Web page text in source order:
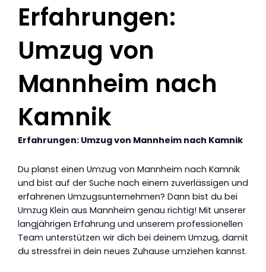
Erfahrungen:
Umzug von
Mannheim nach
Kamnik
Erfahrungen: Umzug von Mannheim nach Kamnik
Du planst einen Umzug von Mannheim nach Kamnik
und bist auf der Suche nach einem zuverlässigen und
erfahrenen Umzugsunternehmen? Dann bist du bei
Umzug Klein aus Mannheim genau richtig! Mit unserer
langjährigen Erfahrung und unserem professionellen
Team unterstützen wir dich bei deinem Umzug, damit
du stressfrei in dein neues Zuhause umziehen kannst.